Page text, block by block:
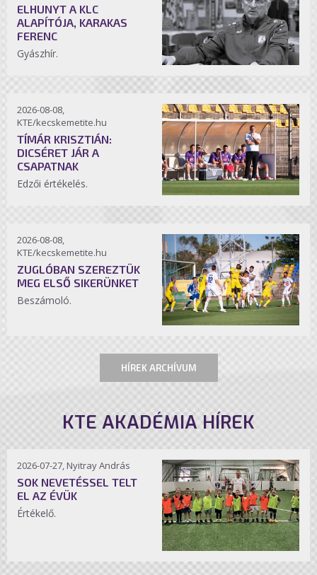
ELHUNYT A KLC
ALAPÍTÓJA, KARAKAS
FERENC
Gyászhír.
2026-08-08,
KTE/kecskemetite.hu
TÍMÁR KRISZTIÁN:
DICSÉRET JÁR A
CSAPATNAK
Edzői értékelés.
2026-08-08,
KTE/kecskemetite.hu
ZUGLÓBAN SZEREZTÜK
MEG ELSŐ SIKERÜNKET
Beszámoló.
HÍREK ARCHÍVUM
KTE AKADÉMIA HÍREK
2026-07-27, Nyitray András
SOK NEVETÉSSEL TELT
EL AZ ÉVÜK
Értékelő.